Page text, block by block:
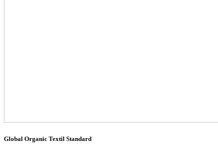
Global Organic Textil Standard